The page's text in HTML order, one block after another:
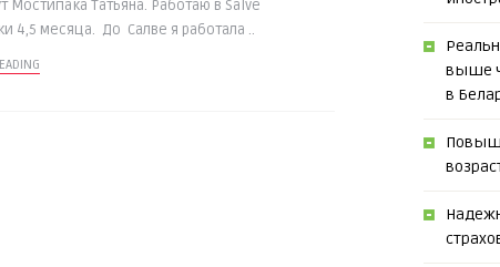
Мостипака Татьяна. Работаю в Salve
4,5 месяца. До Салве я работала ..
выше
в